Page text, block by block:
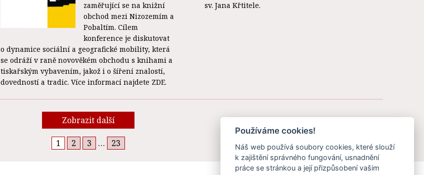
zaměřující se na knižní
obchod mezi Nizozemím a
Pobaltím. Cílem
konference je diskutovat
o dynamice sociální a geografické mobility, která
se odráží v raně novověkém obchodu s knihami a
tiskařským vybavením, jakož i o šíření znalostí,
dovedností a tradic. Více informací najdete ZDE.
sv. Jana Křtitele.
Zobrazit další
1 2 3 … 23
Používáme cookies!
Náš web používá soubory cookies, které slouží
k zajištění správného fungování, usnadnění
práce se stránkou a její přizpůsobení vašim